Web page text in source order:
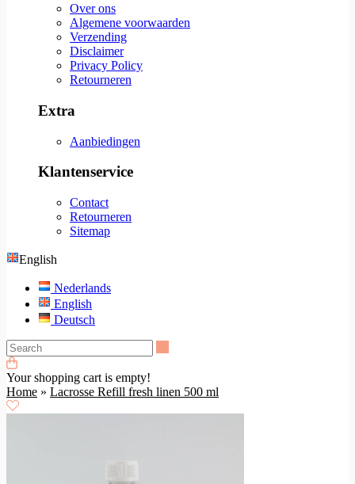
Over ons
Algemene voorwaarden
Verzending
Disclaimer
Privacy Policy
Retourneren
Extra
Aanbiedingen
Klantenservice
Contact
Retourneren
Sitemap
English
Nederlands
English
Deutsch
Your shopping cart is empty!
Home » Lacrosse Refill fresh linen 500 ml